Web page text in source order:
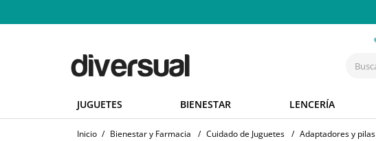
JUGUETES BIENESTAR LENCERÍA
Inicio / Bienestar y Farmacia / Cuidado de Juguetes / Adaptadores y pilas